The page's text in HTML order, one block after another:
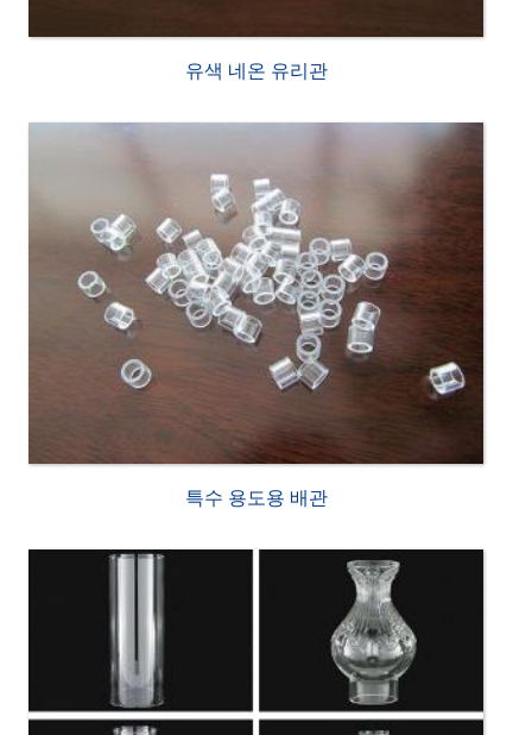
유색 네온 유리관
특수 용도용 배관